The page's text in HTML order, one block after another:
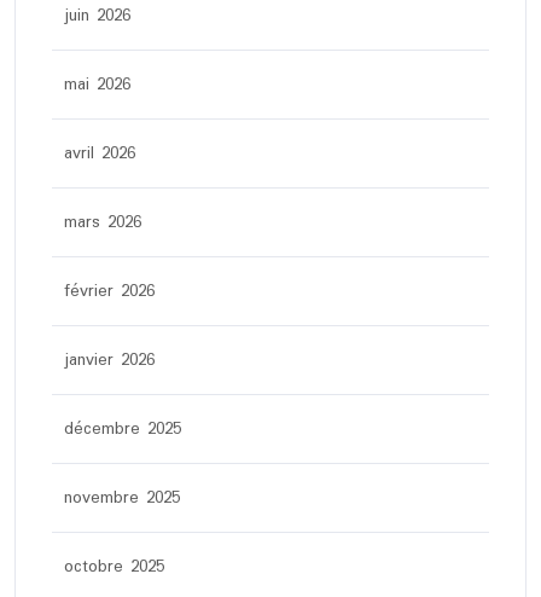
juin 2026
mai 2026
avril 2026
mars 2026
février 2026
janvier 2026
décembre 2025
novembre 2025
octobre 2025